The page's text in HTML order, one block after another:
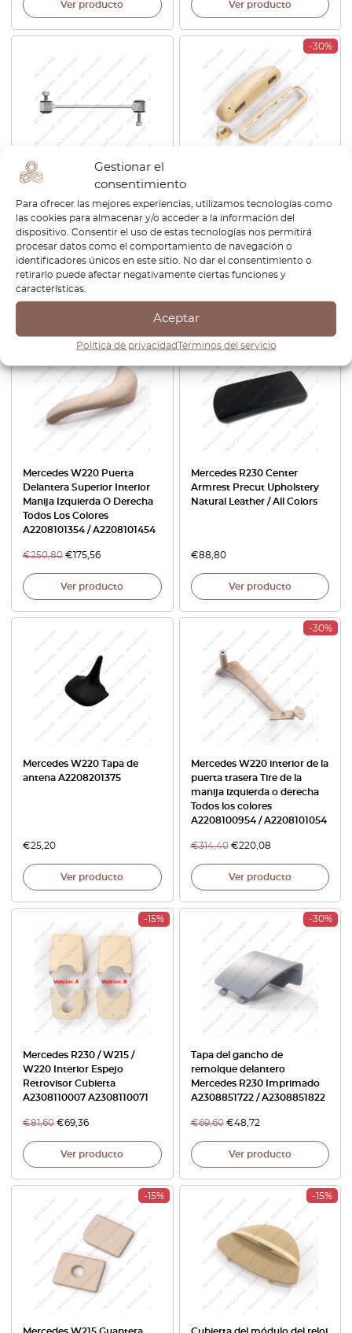
Gestionar el
consentimiento
Para ofrecer las mejores experiencias, utilizamos tecnologías como
las cookies para almacenar y/o acceder a la información del
dispositivo. Consentir el uso de estas tecnologías nos permitirá
procesar datos como el comportamiento de navegación o
identificadores únicos en este sitio. No dar el consentimiento o
retirarlo puede afectar negativamente ciertas funciones y
características.
Aceptar
Política de privacidadTérminos del servicio
Ver producto Ver producto
Juego de 2 barras
para Mercedes Clase S W140
/ W220 (izquierda y derecha)
A2203203689
€30,00
Ver producto
-30%
Completo A2208100017
(Versión 2)
€ 240,00 €168,00
-30%
Mercedes W220 Puerta
Delantera Superior Interior
Manija Izquierda O Derecha
Todos Los Colores
A2208101354 / A2208101454
€250,80 €175,56
Ver producto
Mercedes R230 Center
Armrest Precut Upholstery
Natural Leather / All Colors
€88,80
Ver producto
Mercedes W220 Tapa de
antena A2208201375
€25,20
Ver producto
-30%
Mercedes W220 interior de la
puerta trasera Tire de la
manija izquierda o derecha
Todos los colores
A2208100954 / A2208101054
€314,40 €220,08
Ver producto
-15%
Mercedes R230 / W215 /
W220 Interior Espejo
Retrovisor Cubierta
A2308110007 A2308110071
€81,60 €69,36
Ver producto
-30%
Tapa del gancho de
remolque delantero
Mercedes R230 Imprimado
A2308851722 / A2308851822
€69,60 €48,72
Ver producto
-15% -15%